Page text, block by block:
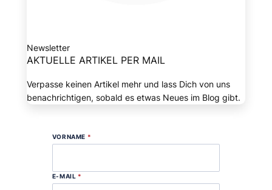
Newsletter
AKTUELLE ARTIKEL PER MAIL
Verpasse keinen Artikel mehr und lass Dich von uns
benachrichtigen, sobald es etwas Neues im Blog gibt.
VORNAME *
E-MAIL *